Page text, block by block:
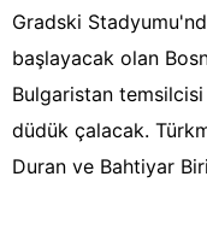
Gradski
başlayacak olan
Bulgaristan temsilcisi
düdük çalacak.
Duran ve Bahtiyar